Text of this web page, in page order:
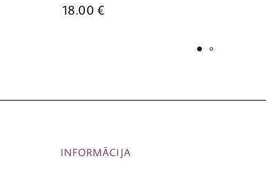
18.00€
INFORMĀCIJA